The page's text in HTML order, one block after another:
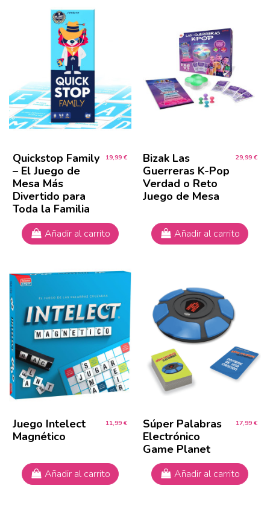
Quickstop Family
– El Juego de
Mesa Más
Divertido para
Toda la Familia
19,99 €
Añadir al carrito
Bizak Las
Guerreras K-Pop
Verdad o Reto
Juego de Mesa
29,99 €
Añadir al carrito
Juego Intelect
Magnético
11,99 €
Añadir al carrito
Súper Palabras
Electrónico
Game Planet
17,99 €
Añadir al carrito